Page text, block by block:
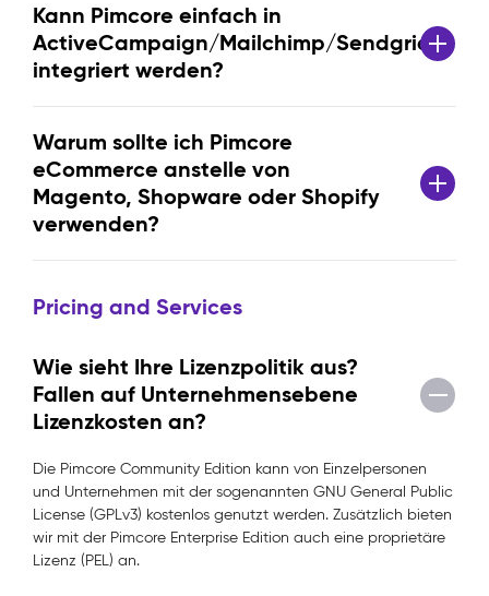
Kann Pimcore einfach in
ActiveCampaign/Mailchimp/Sendgrid
integriert werden?
Warum sollte ich Pimcore
eCommerce anstelle von
Magento, Shopware oder Shopify
verwenden?
Pricing and Services
Wie sieht Ihre Lizenzpolitik aus?
Fallen auf Unternehmensebene
Lizenzkosten an?
Die Pimcore Community Edition kann von Einzelpersonen
und Unternehmen mit der sogenannten GNU General Public
License (GPLv3) kostenlos genutzt werden. Zusätzlich bieten
wir mit der Pimcore Enterprise Edition auch eine proprietäre
Lizenz (PEL) an.